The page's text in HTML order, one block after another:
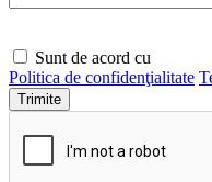
Sunt de acord cu
Politica de confidenţialitate
Trimite